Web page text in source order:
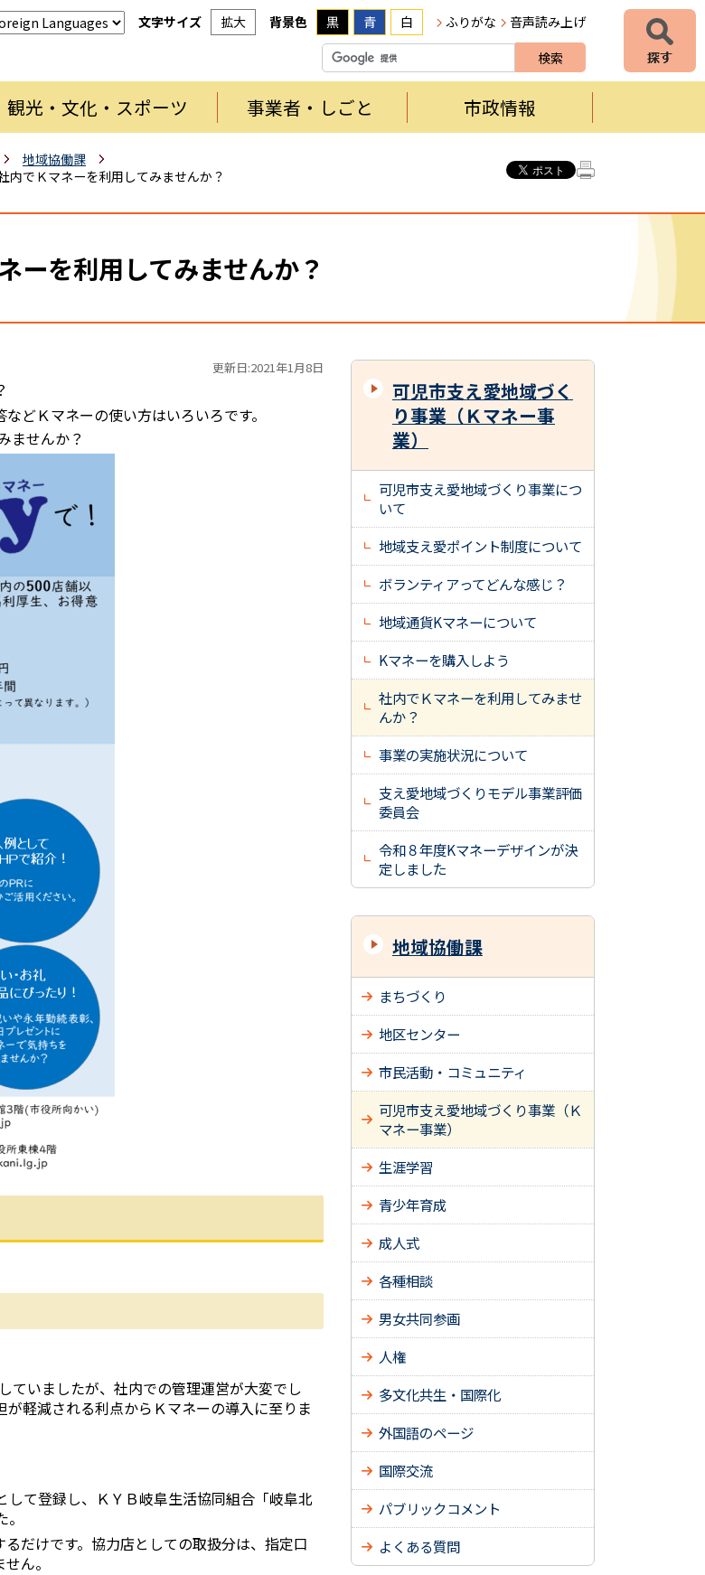
文字サイズ 拡大 背景色 黒 青 白 ふりがな 音声読み上げ
観光・文化・スポーツ 事業者・しごと 市政情報
地域協働課
内でＫマネーを利用してみませんか？
ーを利用してみませんか？
更新日:2021年1月8日
どＫマネーの使い方はいろいろです。
ませんか？
いましたが、社内での管理運営が大変でし
軽減される利点からＫマネーの導入に至りま
て登録し、ＫＹＢ岐阜生活協同組合「岐阜北
だけです。協力店としての取扱分は、指定口
ん。
可児市支え愛地域づく
り事業（Ｋマネー事
業）
可児市支え愛地域づくり事業につ
いて
地域支え愛ポイント制度について
ボランティアってどんな感じ？
地域通貨Kマネーについて
Kマネーを購入しよう
社内でＫマネーを利用してみませ
んか？
事業の実施状況について
支え愛地域づくりモデル事業評価
委員会
令和８年度Kマネーデザインが決
定しました
地域協働課
まちづくり
地区センター
市民活動・コミュニティ
可児市支え愛地域づくり事業（Ｋ
マネー事業）
生涯学習
青少年育成
成人式
各種相談
男女共同参画
人権
多文化共生・国際化
外国語のページ
国際交流
パブリックコメント
よくある質問